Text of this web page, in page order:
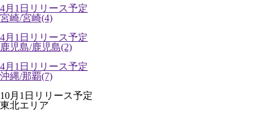
4月1日リリース予定
宮崎/宮崎(4)
4月1日リリース予定
鹿児島/鹿児島(2)
4月1日リリース予定
沖縄/那覇(7)
10月1日リリース予定
東北エリア